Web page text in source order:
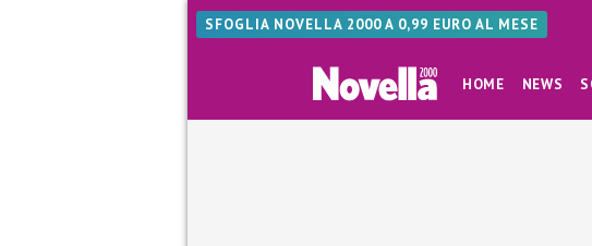
SFOGLIA NOVELLA 2000 A 0,99 EURO AL MESE
HOME NEWS